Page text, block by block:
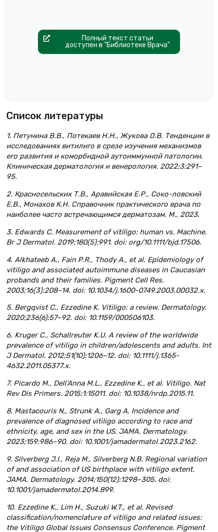
Полный текст статьи
доступен в "Библиотеке Врача"
Список литературы
1. Петунина В.В., Потекаев Н.Н., Жукова О.В. Тенденции в
исследованиях витилиго в срезе изучения механизмов
его развития и коморбидной аутоиммунной патологии.
Клиническая дерматология и венерология. 2022;3:291–
95.
2. Красносельских Т.В., Аравийская Е.Р., Соко-ловский
Е.В., Монахов К.Н. Справочник практического врача по
наиболее часто встречающимся дерматозам. М., 2023.
3. Edwards C. Measurement of vitiligo: human vs. Machine.
Br J Dermatol. 2019;180(5):991. doi: org/10.1111/bjd.17506.
4. Alkhateeb A., Fain P.R., Thody A., et al. Epidemiology of
vitiligo and associated autoimmune diseases in Caucasian
probands and their families. Pigment Cell Res.
2003;16(3):208–14. doi: 10.1034/j.1600-0749.2003.00032.x.
5. Bergqvist C., Ezzedine K. Vitiligo: a review. Dermatology.
2020;236(6):57–92. doi: 10.1159/000506103.
6. Kruger C., Schallreuter K.U. A review of the worldwide
prevalence of vitiligo in children/adolescents and adults. Int
J Dermatol. 2012;51(10):1206–12. doi: 10.1111/j.1365-
4632.2011.05377.x.
7. Picardo M., Dell’Anna M.L., Ezzedine K., et al. Vitiligo. Nat
Rev Dis Primers. 2015;1:15011. doi: 10.1038/nrdp.2015.11.
8. Mastacouris N., Strunk A., Garg A. Incidence and
prevalence of diagnosed vitiligo according to race and
ethnicity, age, and sex in the US. JAMA. Dermatology.
2023;159:986–90. doi: 10.1001/jamadermatol.2023.2162.
9. Silverberg J.I., Reja M., Silverberg N.B. Regional variation
of and association of US birthplace with vitiligo extent.
JAMA. Dermatology. 2014;150(12):1298–305. doi:
10.1001/jamadermatol.2014.899.
10. Ezzedine K., Lim H., Suzuki W.T., et al. Revised
classification/nomenclature of vitiligo and related issues:
the Vitiligo Global Issues Consensus Conference. Pigment